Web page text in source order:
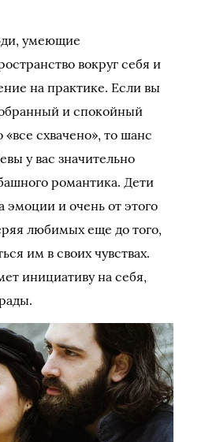
умеющие
вокруг себя и
на практике. Если вы
и спокойный
«все схвачено», то шанс
у вас значительно
романтика. Дети
и очень от этого
любимых еще до того,
им в своих чувствах.
инициативу на себя,